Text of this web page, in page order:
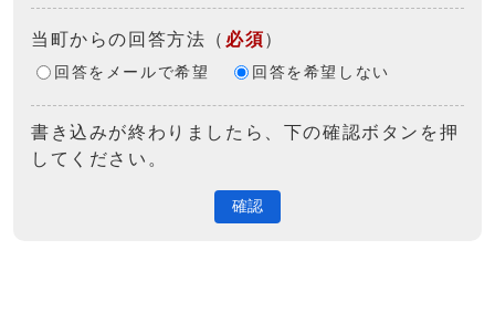
当町からの回答方法 （ 必須）
回答をメールで希望 回答を希望しない
書き込みが終わりましたら、下の確認ボタンを押
してください。
確認